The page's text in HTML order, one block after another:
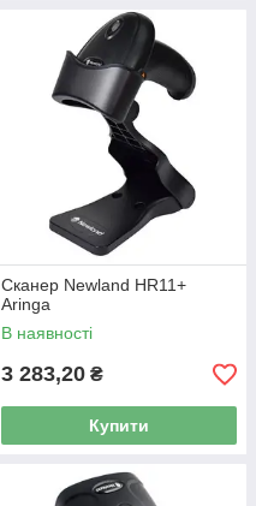
Сканер Newland HR11+
Aringa
В наявності
3 283,20 ₴
Купити